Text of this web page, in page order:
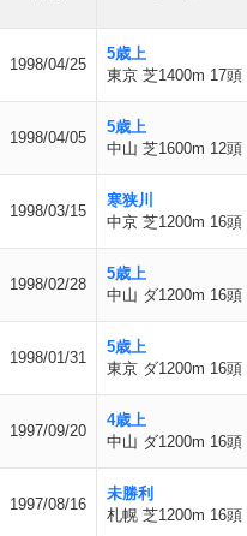
1998/04/25
5歳上
東京 芝1400m 17頭
1998/04/05
5歳上
中山 芝1600m 12頭
1998/03/15
寒狭川
中京 芝1200m 16頭
1998/02/28
5歳上
中山 ダ1200m 16頭
1998/01/31
5歳上
東京 ダ1200m 16頭
1997/09/20
4歳上
中山 ダ1200m 16頭
1997/08/16
未勝利
札幌 芝1200m 16頭